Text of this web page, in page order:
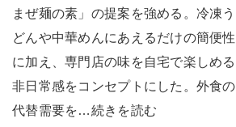
まぜ麺の素」の提案を強める。冷凍う
どんや中華めんにあえるだけの簡便性
に加え、専門店の味を自宅で楽しめる
非日常感をコンセプトにした。外食の
代替需要を…続きを読む